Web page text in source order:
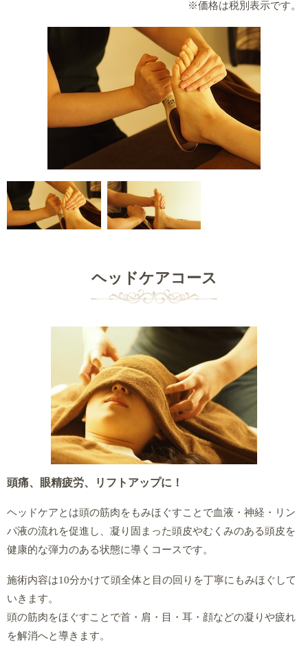
※価格は税別表示です。
ヘッドケアコース
頭痛、眼精疲労、リフトアップに！
ヘッドケアとは頭の筋肉をもみほぐすことで血液・神経・リン
パ液の流れを促進し、凝り固まった頭皮やむくみのある頭皮を
健康的な弾力のある状態に導くコースです。
施術内容は10分かけて頭全体と目の回りを丁寧にもみほぐして
いきます。
頭の筋肉をほぐすことで首・肩・目・耳・顔などの凝りや疲れ
を解消へと導きます。